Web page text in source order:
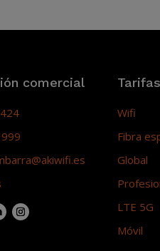
comercial
Wifi
Fibra
Global
LTE 5G
Móvil